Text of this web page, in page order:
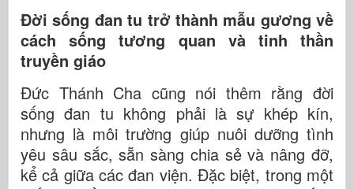
Đời sống đan tu trở thành mẫu gương về
cách sống tương quan và tinh thần
truyền giáo
Đức Thánh Cha cũng nói thêm rằng đời
sống đan tu không phải là sự khép kín,
nhưng là môi trường giúp nuôi dưỡng tình
yêu sâu sắc, sẵn sàng chia sẻ và nâng đỡ,
kể cả giữa các đan viện. Đặc biệt, trong một